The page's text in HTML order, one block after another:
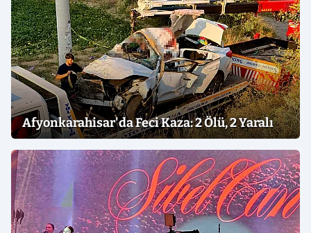
Afyonkarahisar'da Feci Kaza: 2 Ölü, 2 Yaralı